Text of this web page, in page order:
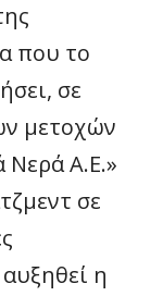
που το
σε
μετοχών
Νερά Α.Ε.»
σε
η